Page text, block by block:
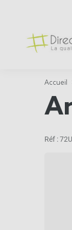
Accueil
Réf :